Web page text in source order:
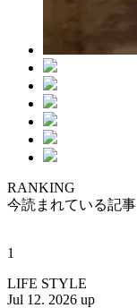
RANKING
今読まれている記事
1
LIFE STYLE
Jul 12. 2026 up